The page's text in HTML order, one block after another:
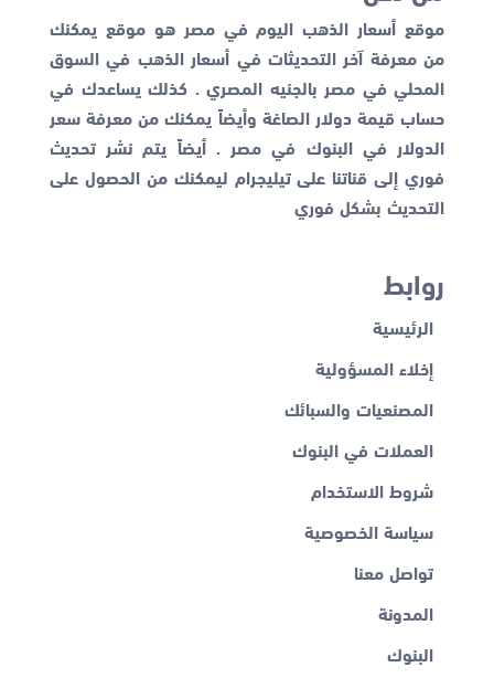
موقع أسعار الذهب اليوم في مصر هو موقع يمكنك
من معرفة آخر التحديثات في أسعار الذهب في السوق
المحلي في مصر بالجنيه المصري . كذلك يساعدك في
حساب قيمة دولار الصاغة وأيضاً يمكنك من معرفة سعر
الدولار في البنوك في مصر . أيضاً يتم نشر تحديث
فوري إلى قناتنا على تيليجرام ليمكنك من الحصول على
التحديث بشكل فوري
روابط
الرئيسية
إخلاء المسؤولية
المصنعيات والسبائك
العملات في البنوك
شروط الاستخدام
سياسة الخصوصية
تواصل معنا
المدونة
البنوك